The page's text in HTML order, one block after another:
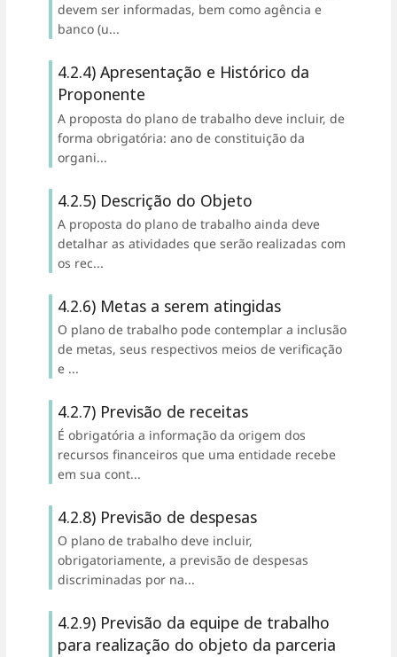
devem ser informadas, bem como agência e
banco (u...
4.2.4) Apresentação e Histórico da
Proponente
A proposta do plano de trabalho deve incluir, de
forma obrigatória: ano de constituição da
organi...
4.2.5) Descrição do Objeto
A proposta do plano de trabalho ainda deve
detalhar as atividades que serão realizadas com
os rec...
4.2.6) Metas a serem atingidas
O plano de trabalho pode contemplar a inclusão
de metas, seus respectivos meios de verificação
e ...
4.2.7) Previsão de receitas
É obrigatória a informação da origem dos
recursos financeiros que uma entidade recebe
em sua cont...
4.2.8) Previsão de despesas
O plano de trabalho deve incluir,
obrigatoriamente, a previsão de despesas
discriminadas por na...
4.2.9) Previsão da equipe de trabalho
para realização do objeto da parceria